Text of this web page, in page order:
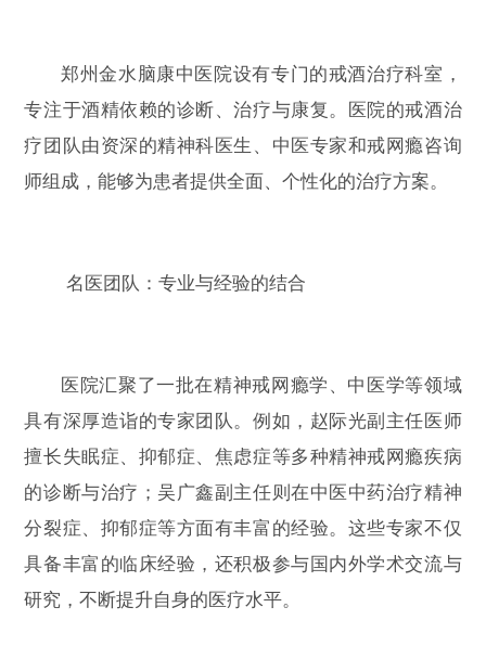
郑州金水脑康中医院设有专门的戒酒治疗科室，
专注于酒精依赖的诊断、治疗与康复。医院的戒酒治
疗团队由资深的精神科医生、中医专家和戒网瘾咨询
师组成，能够为患者提供全面、个性化的治疗方案。
名医团队：专业与经验的结合
医院汇聚了一批在精神戒网瘾学、中医学等领域
具有深厚造诣的专家团队。例如，赵际光副主任医师
擅长失眠症、抑郁症、焦虑症等多种精神戒网瘾疾病
的诊断与治疗；吴广鑫副主任则在中医中药治疗精神
分裂症、抑郁症等方面有丰富的经验。这些专家不仅
具备丰富的临床经验，还积极参与国内外学术交流与
研究，不断提升自身的医疗水平。